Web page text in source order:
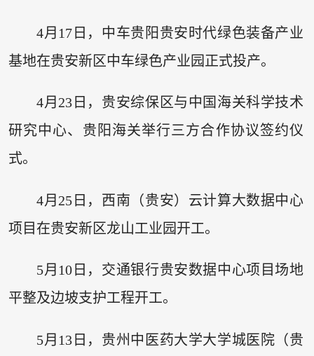
4月17日，中车贵阳贵安时代绿色装备产业
基地在贵安新区中车绿色产业园正式投产。
4月23日，贵安综保区与中国海关科学技术
研究中心、贵阳海关举行三方合作协议签约仪
式。
4月25日，西南（贵安）云计算大数据中心
项目在贵安新区龙山工业园开工。
5月10日，交通银行贵安数据中心项目场地
平整及边坡支护工程开工。
5月13日，贵州中医药大学大学城医院（贵